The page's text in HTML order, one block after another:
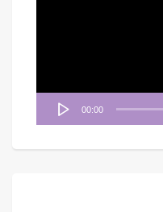
00:00